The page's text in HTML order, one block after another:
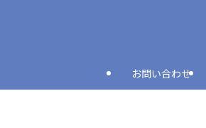
お問い合わせ